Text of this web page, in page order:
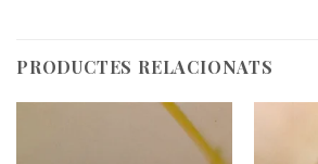
PRODUCTES RELACIONATS